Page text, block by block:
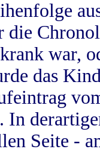
die
war,
das
In
Seite -